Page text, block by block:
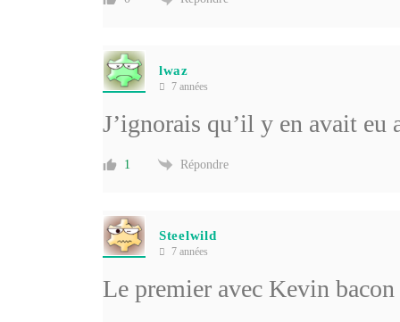
lwaz
7 années
J’ignorais qu’il y en avait eu
1 Répondre
Steelwild
7 années
Le premier avec Kevin